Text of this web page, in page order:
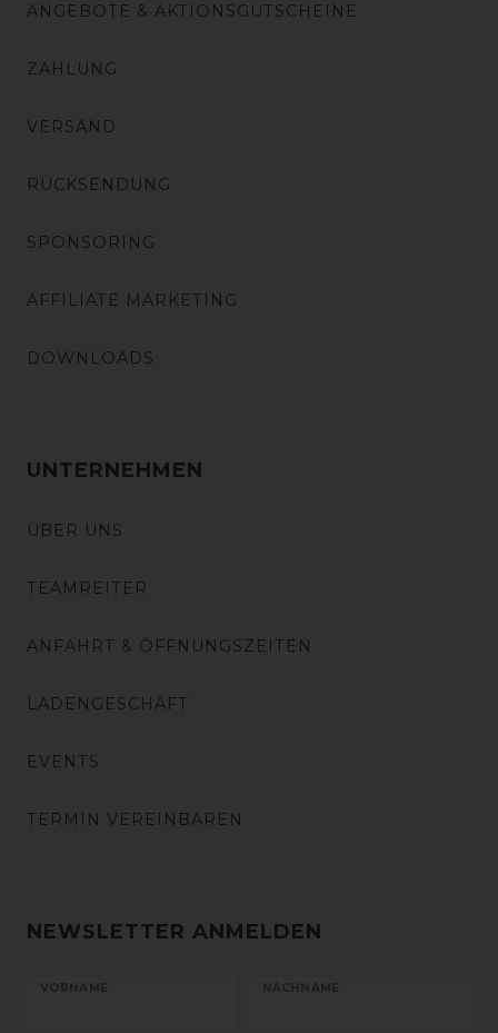
ANGEBOTE & AKTIONSGUTSCHEINE
ZAHLUNG
VERSAND
RÜCKSENDUNG
SPONSORING
AFFILIATE MARKETING
DOWNLOADS
UNTERNEHMEN
ÜBER UNS
TEAMREITER
ANFAHRT & ÖFFNUNGSZEITEN
LADENGESCHÄFT
EVENTS
TERMIN VEREINBAREN
NEWSLETTER ANMELDEN
VORNAME NACHNAME